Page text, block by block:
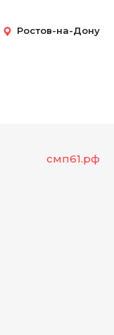
Ростов-на-Дону
смп61.рф